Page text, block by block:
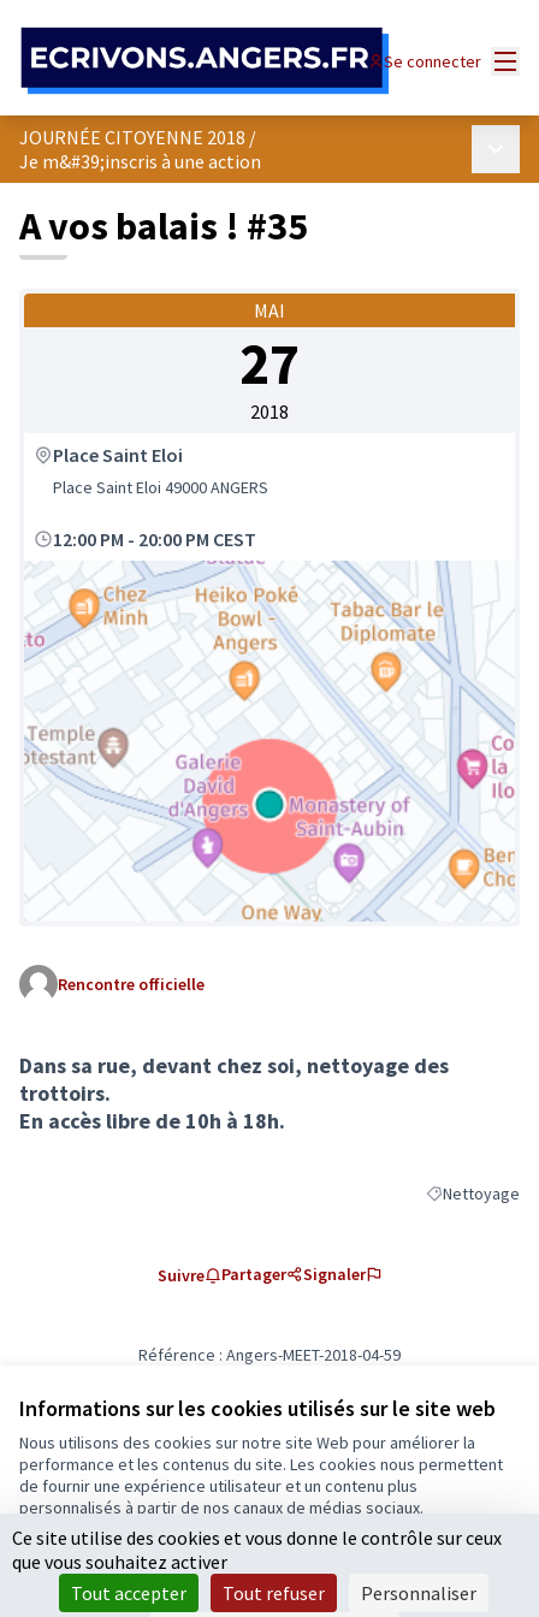
Informations sur les cookies utilisés sur le site web
Nous utilisons des cookies sur notre site Web pour améliorer la
performance et les contenus du site. Les cookies nous permettent
de fournir une expérience utilisateur et un contenu plus
personnalisés à partir de nos canaux de médias sociaux.
Tout accepter
Accepter seulement les cookies essentiels
Se connecter
JOURNÉE CITOYENNE 2018 /
Je m&#39;inscris à une action
A vos balais ! #35
MAI
27
2018
Place Saint Eloi
Place Saint Eloi 49000 ANGERS
12:00 PM - 20:00 PM CEST
(Lien externe)
Rencontre officielle
Dans sa rue, devant chez soi, nettoyage des
trottoirs.
En accès libre de 10h à 18h.
Filtrer les
Nettoyage
Suivre Partager Signaler
Référence : Angers-MEET-2018-04-59
Conditions d'utilisation
Paramètres des cookies
Ecrivons Angers sur X
(Lien externe)
Ecrivons Angers sur Facebook
(Lien externe)
Licence
(Lien
Ce site utilise des cookies et vous donne le contrôle sur ceux
que vous souhaitez activer
Tout accepter
Tout refuser Personnaliser